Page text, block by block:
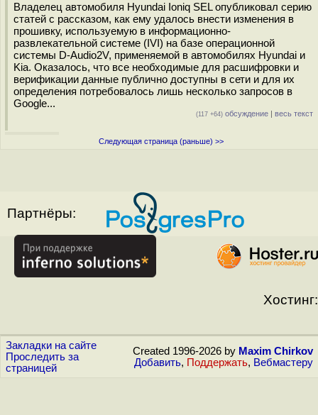
Владелец автомобиля Hyundai Ioniq SEL опубликовал серию
статей с рассказом, как ему удалось внести изменения в
прошивку, используемую в информационно-
развлекательной системе (IVI) на базе операционной
системы D-Audio2V, применяемой в автомобилях Hyundai и
Kia. Оказалось, что все необходимые для расшифровки и
верификации данные публично доступны в сети и для их
определения потребовалось лишь несколько запросов в
Google...
(117 +64) обсуждение | весь текст
Следующая страница (раньше) >>
Партнёры:
Хостинг:
Закладки на сайте
Проследить за
страницей
Created 1996-2026 by Maxim Chirkov
Добавить, Поддержать, Вебмастеру